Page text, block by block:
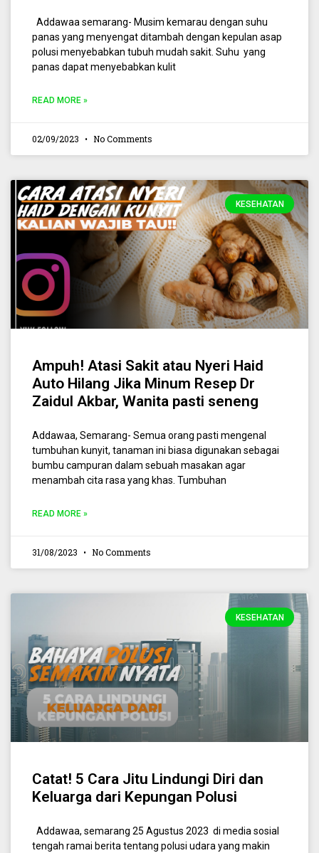
Addawaa semarang- Musim kemarau dengan suhu
panas yang menyengat ditambah dengan kepulan asap
polusi menyebabkan tubuh mudah sakit. Suhu yang
panas dapat menyebabkan kulit
READ MORE »
02/09/2023 No Comments
KESEHATAN
Ampuh! Atasi Sakit atau Nyeri Haid
Auto Hilang Jika Minum Resep Dr
Zaidul Akbar, Wanita pasti seneng
Addawaa, Semarang- Semua orang pasti mengenal
tumbuhan kunyit, tanaman ini biasa digunakan sebagai
bumbu campuran dalam sebuah masakan agar
menambah cita rasa yang khas. Tumbuhan
READ MORE »
31/08/2023 No Comments
KESEHATAN
Catat! 5 Cara Jitu Lindungi Diri dan
Keluarga dari Kepungan Polusi
Addawaa, semarang 25 Agustus 2023 di media sosial
tengah ramai berita tentang polusi udara yang makin